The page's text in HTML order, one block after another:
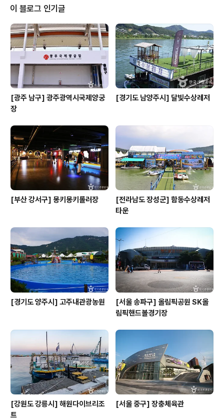
마련돼 있다. 사이트 크기는 가로 10m, 세로 10m로 널찍
하다. 눈에 띄는 부대시설은 물놀이장과 펜션이다. 주변에
는 운문산자연휴양림, 운문사가 있어 연계 여행에 나서기
좋다. ※ 소개 정보 - 문의및안내 : 010-5545-0300 - 쉬
는날 : 연중무휴 - 이용시간 : - 입실 14:00- 퇴실 12:..
이 블로그 인기글
[광주 남구] 광주광역시국제양궁
장
[경기도 남양주시] 달빛수상레저
[부산 강서구] 몽키몽키롤러장
[전라남도 장성군] 함동수상레저
타운
[경기도 양주시] 고주내관광농원
[서울 송파구] 올림픽공원 SK올
림픽핸드볼경기장
[강원도 강릉시] 해원다이브리조
트
[서울 중구] 장충체육관